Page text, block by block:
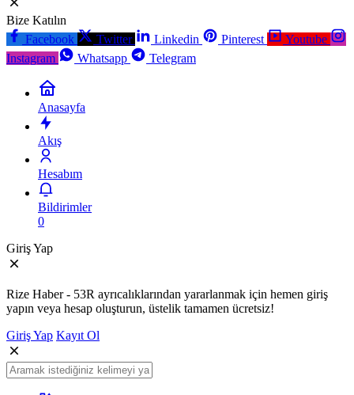
Bize Katılın
Facebook
Twitter Linkedin Pinterest
Youtube
Instagram
Whatsapp Telegram
Anasayfa
Akış
Hesabım
Bildirimler
0
Giriş Yap
Rize Haber - 53R ayrıcalıklarından yararlanmak için hemen giriş
yapın veya hesap oluşturun, üstelik tamamen ücretsiz!
Giriş Yap Kayıt Ol